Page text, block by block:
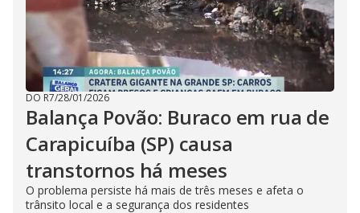
DO R7/28/01/2026
Balança Povão: Buraco em rua de
Carapicuíba (SP) causa
transtornos há meses
O problema persiste há mais de três meses e afeta o
trânsito local e a segurança dos residentes